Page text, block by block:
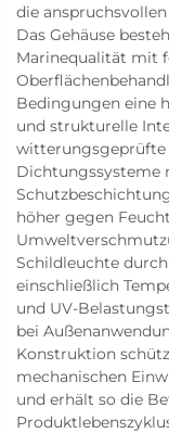
die
Das Gehäuse
Marinequalität mit
Bedingungen eine
und strukturelle
witterungsgeprüfte
Dichtungssysteme
höher gegen
Schildleuchte
einschließlich
und UV-
bei
Konstruktion
mechanischen
und erhält so die